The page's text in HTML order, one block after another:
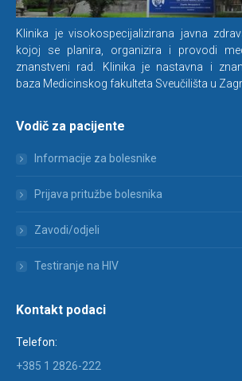
Klinika je visokospecijalizirana javna
kojoj se planira, organizira i provodi
znanstveni rad. Klinika je nastavna i
baza Medicinskog fakulteta Sveučilišta u
Vodič za pacijente
Informacije za bolesnike
Prijava pritužbe bolesnika
Zavodi/odjeli
Testiranje na HIV
Kontakt podaci
Telefon:
+385 1 2826-222